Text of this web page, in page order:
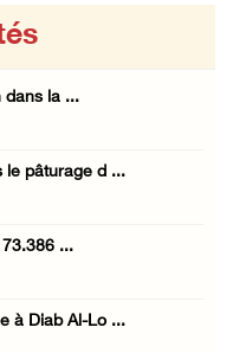
dans la ...
le pâturage d ...
...
à Diab Al-Lo ...